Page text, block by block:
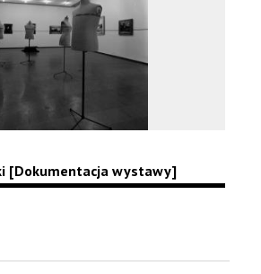
[Dokumentacja wystawy]